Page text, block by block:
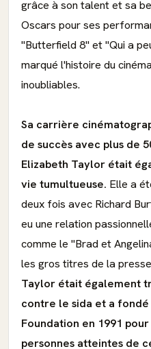
grâce à son talent et sa
Oscars pour ses
"Butterfield 8" et "Qui a
marqué l'histoire du
inoubliables.
Sa carrière
de succès avec plus de
Elizabeth Taylor était
vie tumultueuse. Elle a
deux fois avec Richard
eu une relation
comme le "Brad et
les gros titres de la
Taylor était également
contre le sida et a fondé
Foundation en 1991
personnes atteintes de